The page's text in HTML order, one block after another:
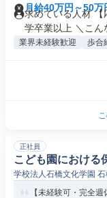
月給40万円～50万
求めている人材
学卒業以上 ＼こん
業界未経験歓迎 歩合
正社員
こども園におけ
学校法人石橋文化学園
【未経験可・完全